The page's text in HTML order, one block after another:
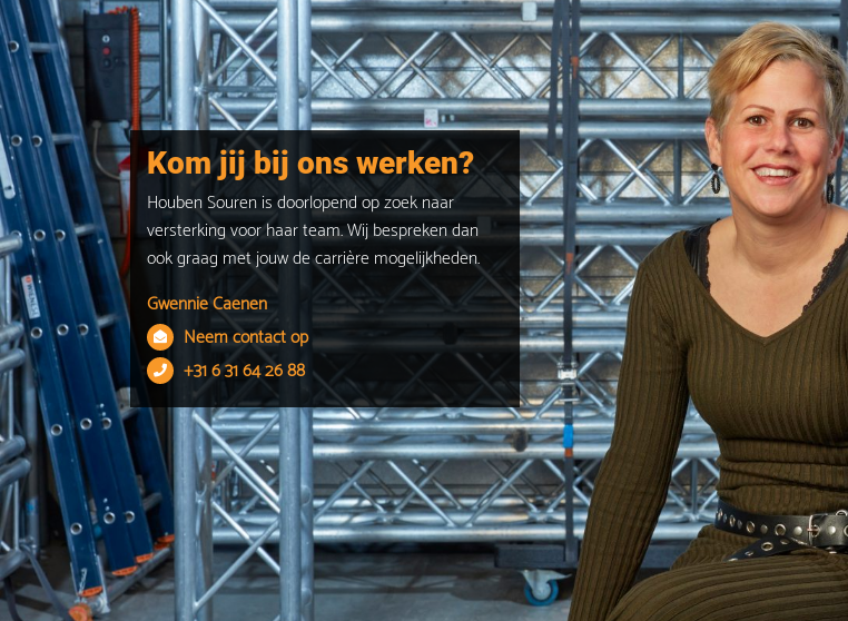
Kom jij bij ons werken?
Houben Souren is doorlopend op zoek naar
versterking voor haar team. Wij bespreken dan
ook graag met jouw de carrière mogelijkheden.
Gwennie Caenen
Neem contact op
+31 6 31 64 26 88